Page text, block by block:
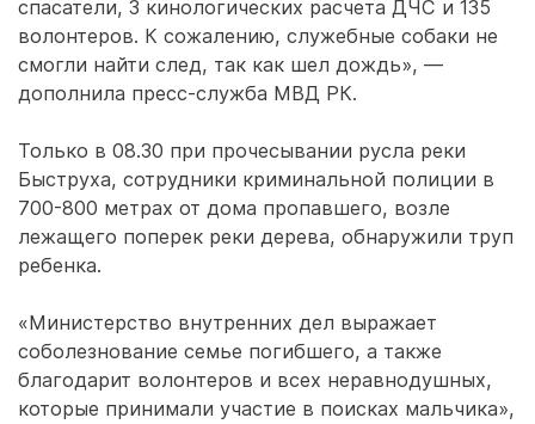
спасатели, 3 кинологических расчета ДЧС и 135
волонтеров. К сожалению, служебные собаки не
смогли найти след, так как шел дождь», —
дополнила пресс-служба МВД РК.
Только в 08.30 при прочесывании русла реки
Быструха, сотрудники криминальной полиции в
700-800 метрах от дома пропавшего, возле
лежащего поперек реки дерева, обнаружили труп
ребенка.
«Министерство внутренних дел выражает
соболезнование семье погибшего, а также
благодарит волонтеров и всех неравнодушных,
которые принимали участие в поисках мальчика»,